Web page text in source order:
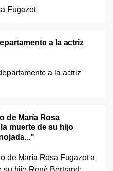
a la actriz
de María Rosa
muerte de su hijo